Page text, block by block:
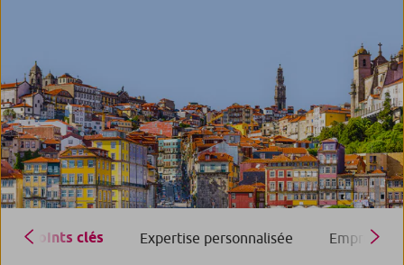
Points clés Expertise personnalisée